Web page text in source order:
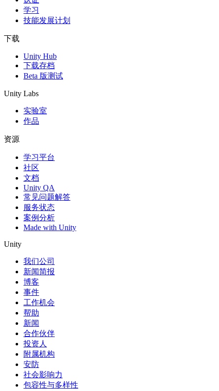
XR 游戏
跨平台发布 XR 游戏
多人游戏
简化多人游戏开发
学习
技能发展计划
下载
Unity Hub
下载存档
Beta 版测试
Unity Labs
实验室
作品
资源
学习平台
社区
文档
Unity QA
常见问题解答
服务状态
案例分析
Made with Unity
Unity
我们公司
新闻简报
博客
事件
工作机会
帮助
新闻
合作伙伴
投资人
附属机构
安防
社会影响力
包容性与多样性